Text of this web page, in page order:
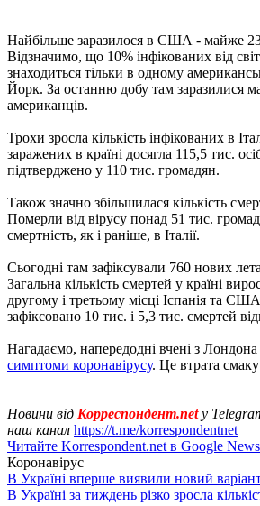
Найбільше заразилося в США - майже
Відзначимо, що 10% інфікованих від
знаходиться тільки в одному
Йорк. За останню добу там заразилися
американців.
Трохи зросла кількість інфікованих в
заражених в країні досягла 115,5 тис.
підтверджено у 110 тис. громадян.
Також значно збільшилася кількість
Померли від вірусу понад 51 тис.
смертність, як і раніше, в Італії.
Сьогодні там зафіксували 760 нових
Загальна кількість смертей у країні
другому і третьому місці Іспанія та
зафіксовано 10 тис. і 5,3 тис. смертей
Нагадаємо, напередодні вчені з Лондона
симптоми коронавірусу. Це втрата
Новини від Корреспондент.net у
наш канал https://t.me/korrespondentnet
Читайте Korrespondent.net в Google News
Коронавірус
В Україні вперше виявили новий
В Україні за тиждень різко зросла